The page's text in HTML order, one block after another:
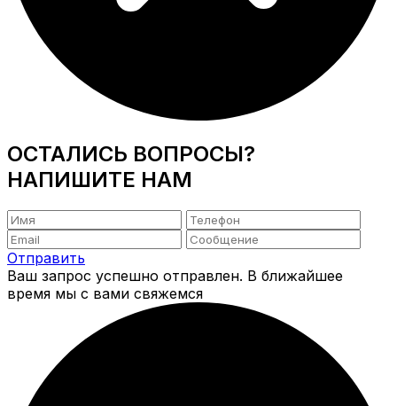
ОСТАЛИСЬ ВОПРОСЫ?
НАПИШИТЕ НАМ
Отправить
Ваш запрос успешно отправлен. В ближайшее
время мы с вами свяжемся